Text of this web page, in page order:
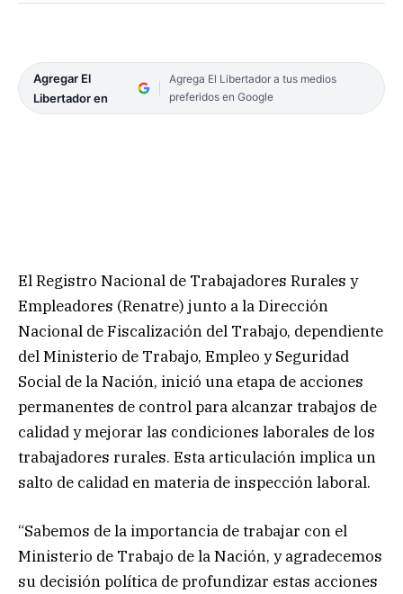
Agregar El
Libertador en
Agrega El Libertador a tus medios
preferidos en Google
El Registro Nacional de Trabajadores Rurales y
Empleadores (Renatre) junto a la Dirección
Nacional de Fiscalización del Trabajo, dependiente
del Ministerio de Trabajo, Empleo y Seguridad
Social de la Nación, inició una etapa de acciones
permanentes de control para alcanzar trabajos de
calidad y mejorar las condiciones laborales de los
trabajadores rurales. Esta articulación implica un
salto de calidad en materia de inspección laboral.
“Sabemos de la importancia de trabajar con el
Ministerio de Trabajo de la Nación, y agradecemos
su decisión política de profundizar estas acciones